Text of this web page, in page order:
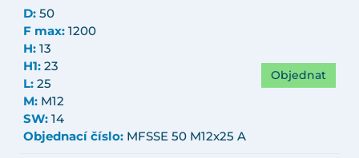
D: 50
F max: 1200
H: 13
H1: 23
L: 25
M: M12
SW: 14
Objednací číslo: MFSSE 50 M12x25 A
Objednat